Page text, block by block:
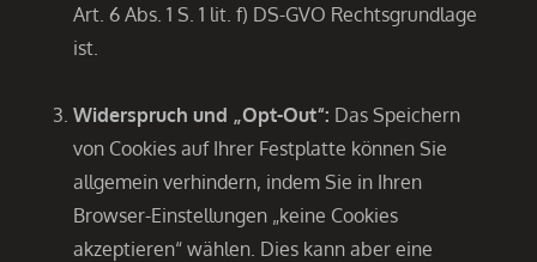
Art. 6 Abs. 1 S. 1 lit. f) DS-GVO Rechtsgrundlage
ist.
Widerspruch und „Opt-Out“: Das Speichern
von Cookies auf Ihrer Festplatte können Sie
allgemein verhindern, indem Sie in Ihren
Browser-Einstellungen „keine Cookies
akzeptieren“ wählen. Dies kann aber eine